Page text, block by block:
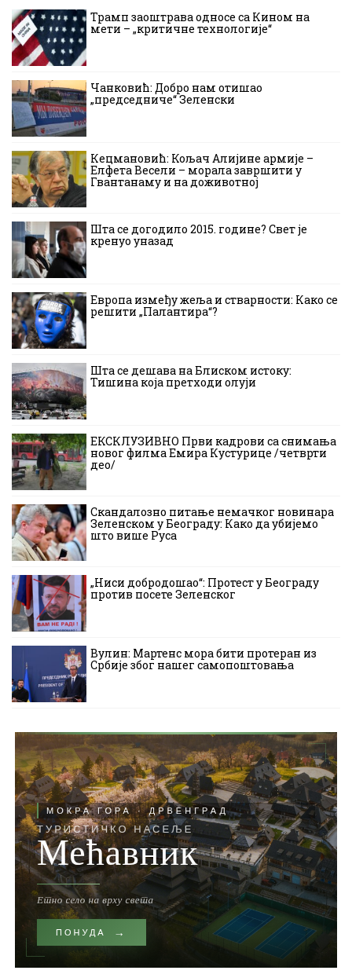
Трамп заоштрава односе са Кином на
мети – „критичне технологије“
Чанковић: Добро нам отишао
„председниче“ Зеленски
Кецмановић: Кољач Алијине армије –
Елфета Весели – морала завршити у
Гвантанаму и на доживотној
Шта се догодило 2015. године? Свет је
кренуо уназад
Европа између жеља и стварности: Како се
решити „Палантира“?
Шта се дешава на Блиском истоку:
Тишина која претходи олуји
ЕКСКЛУЗИВНО Први кадрови са снимања
новог филма Емира Кустурице /четврти
део/
Скандалозно питање немачког новинара
Зеленском у Београду: Како да убијемо
што више Руса
„Ниси добродошао“: Протест у Београду
против посете Зеленског
Вулин: Мартенс мора бити протеран из
Србије због нашег самопоштовања